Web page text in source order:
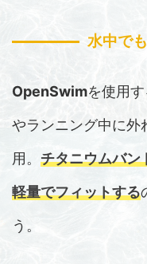
水中で
OpenSwimを使用
やランニング中に外
用。 チタニウムバン
軽量でフィットする
う。